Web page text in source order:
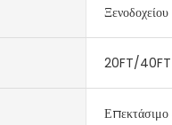
Ξενοδοχείου
20FT/40FT
Επεκτάσιμο